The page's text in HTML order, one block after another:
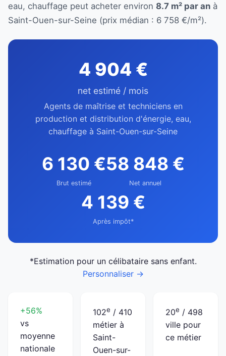
eau, chauffage peut acheter environ 8.7 m² par an à
Saint-Ouen-sur-Seine (prix médian : 6 758 €/m²).
4 904 €
net estimé / mois
Agents de maîtrise et techniciens en
production et distribution d'énergie, eau,
chauffage à Saint-Ouen-sur-Seine
6 130 €
Brut estimé
58 848 €
Net annuel
4 139 €
Après impôt*
*Estimation pour un célibataire sans enfant.
Personnaliser →
+56%
vs
moyenne
nationale
102e / 410
métier à
Saint-
Ouen-sur-
20e / 498
ville pour
ce métier